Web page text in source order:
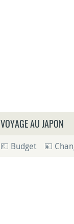
VOYAGE AU JAPON
💶 Budget 💴